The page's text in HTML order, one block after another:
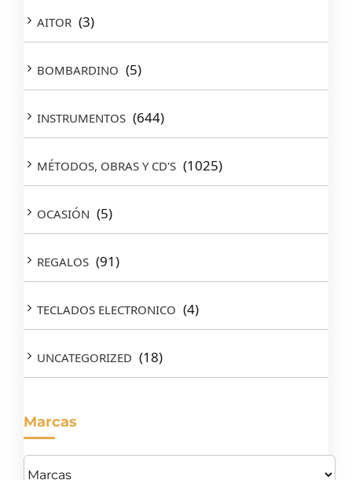
AITOR (3)
BOMBARDINO (5)
INSTRUMENTOS (644)
MÉTODOS, OBRAS Y CD'S (1025)
OCASIÓN (5)
REGALOS (91)
TECLADOS ELECTRONICO (4)
UNCATEGORIZED (18)
Marcas